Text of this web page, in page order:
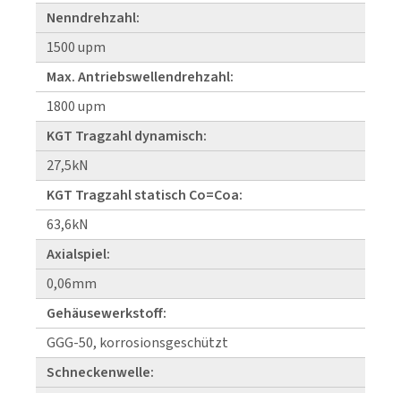
Nenndrehzahl:
1500 upm
Max. Antriebswellendrehzahl:
1800 upm
KGT Tragzahl dynamisch:
27,5kN
KGT Tragzahl statisch Co=Coa:
63,6kN
Axialspiel:
0,06mm
Gehäusewerkstoff:
GGG-50, korrosionsgeschützt
Schneckenwelle: